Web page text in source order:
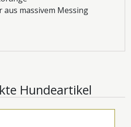
massivem Messing
Hundeartikel